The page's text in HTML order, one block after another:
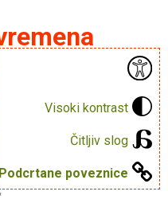
Visoki kontrast
Čitljiv slog
Podcrtane poveznice
knjiga.